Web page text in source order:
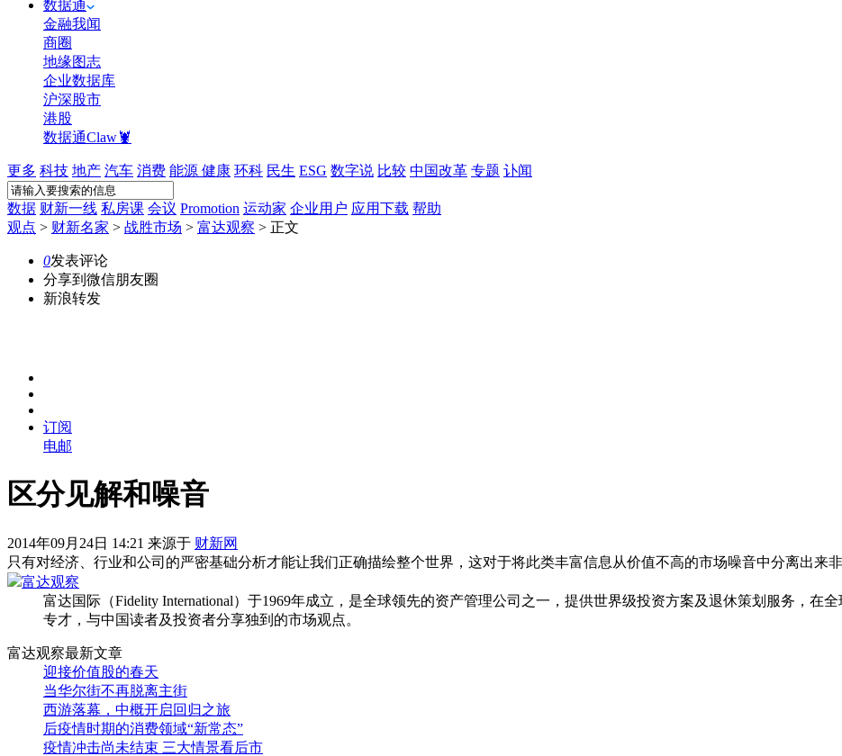
数据通
金融我闻
商圈
地缘图志
企业数据库
沪深股市
港股
数据通Claw🦞
更多 科技 地产 汽车 消费 能源 健康 环科 民生 ESG 数字说 比较 中国改革 专题 讣闻
数据 财新一线 私房课 会议 Promotion 运动家 企业用户 应用下载 帮助
观点 > 财新名家 > 战胜市场 > 富达观察 > 正文
0发表评论
分享到微信朋友圈
新浪转发
订阅
电邮
区分见解和噪音
2014年09月24日 14:21 来源于 财新网
只有对经济、行业和公司的严密基础分析才能让我们正确描绘整个世界，这对于将此类丰富信息从价值不高的市场噪音中分离出来
富达观察
富达国际（Fidelity International）于1969年成立，是全球领先的资产管理公司之一，提供世界级投资方案及退休策划服务，在
专才，与中国读者及投资者分享独到的市场观点。
富达观察最新文章
迎接价值股的春天
当华尔街不再脱离主街
西游落幕，中概开启回归之旅
后疫情时期的消费领域“新常态”
疫情冲击尚未结束 三大情景看后市